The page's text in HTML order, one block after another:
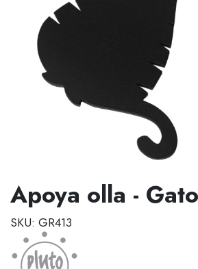
Apoya olla - Gato
SKU: GR413